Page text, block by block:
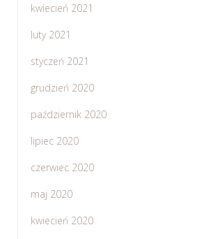
kwiecień 2021
luty 2021
styczeń 2021
grudzień 2020
październik 2020
lipiec 2020
czerwiec 2020
maj 2020
kwiecień 2020